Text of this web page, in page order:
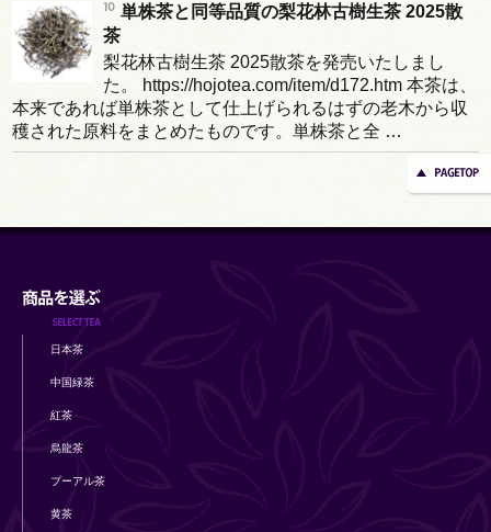
単株茶と同等品質の梨花林古樹生茶 2025散
茶
梨花林古樹生茶 2025散茶を発売いたしまし
た。 https://hojotea.com/item/d172.htm 本茶は、
本来であれば単株茶として仕上げられるはずの老木から収
穫された原料をまとめたものです。単株茶と全 …
日本茶
中国緑茶
紅茶
烏龍茶
プーアル茶
黄茶